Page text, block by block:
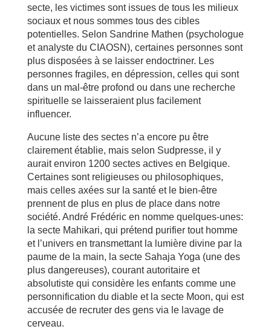
secte, les victimes sont issues de tous les milieux
sociaux et nous sommes tous des cibles
potentielles. Selon Sandrine Mathen (psychologue
et analyste du CIAOSN), certaines personnes sont
plus disposées à se laisser endoctriner. Les
personnes fragiles, en dépression, celles qui sont
dans un mal-être profond ou dans une recherche
spirituelle se laisseraient plus facilement
influencer.
Aucune liste des sectes n’a encore pu être
clairement établie, mais selon Sudpresse, il y
aurait environ 1200 sectes actives en Belgique.
Certaines sont religieuses ou philosophiques,
mais celles axées sur la santé et le bien-être
prennent de plus en plus de place dans notre
société. André Frédéric en nomme quelques-unes:
la secte Mahikari, qui prétend purifier tout homme
et l’univers en transmettant la lumière divine par la
paume de la main, la secte Sahaja Yoga (une des
plus dangereuses), courant autoritaire et
absolutiste qui considère les enfants comme une
personnification du diable et la secte Moon, qui est
accusée de recruter des gens via le lavage de
cerveau.